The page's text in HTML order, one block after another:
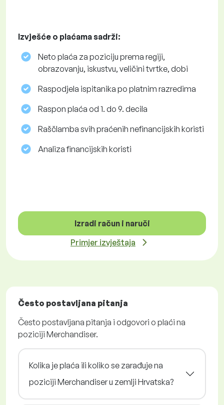
Izvješće o plaćama sadrži:
Neto plaća za poziciju prema regiji,
obrazovanju, iskustvu, veličini tvrtke, dobi
Raspodjela ispitanika po platnim razredima
Raspon plaća od 1. do 9. decila
Raščlamba svih praćenih nefinancijskih koristi
Analiza financijskih koristi
Izradi račun i naruči
Primjer izvještaja
Često postavljana pitanja
Često postavljana pitanja i odgovori o plaći na
poziciji Merchandiser.
Kolika je plaća ili koliko se zarađuje na
poziciji Merchandiser u zemlji Hrvatska?